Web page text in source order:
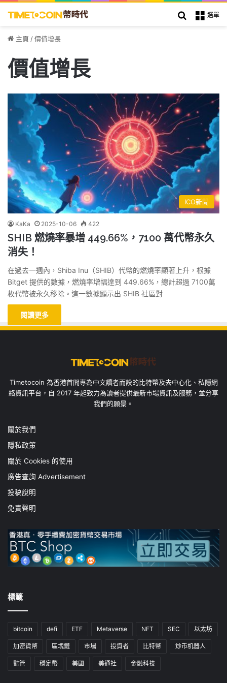
選單
搜索
主頁 /價值增長
價值增長
ICO新聞
KaKa 2025-10-06 422
SHIB 燃燒率暴增 449.66%，7100 萬代幣永久
消失！
在過去一週內，Shiba Inu（SHIB）代幣的燃燒率顯著上升，根據
Bitget 提供的數據，燃燒率增幅達到 449.66%，總計超過 7100萬
枚代幣被永久移除。這一數據顯示出 SHIB 社區對
閱讀更多
Timetocoin 為香港首間專為中文讀者而設的比特幣及去中心化、私隱網
絡資訊平台，自 2017 年起致力為讀者提供最新市場資訊及服務，並分享
我們的願景。
關於我們
隱私政策
關於 Cookies 的使用
廣告查詢 Advertisement
投稿說明
免責聲明
標籤
bitcoin defi ETF Metaverse NFT SEC 以太坊
加密貨幣 區塊鏈 市場 投資者 比特幣 炒币机器人
監管 穩定幣 美國 美通社 金融科技